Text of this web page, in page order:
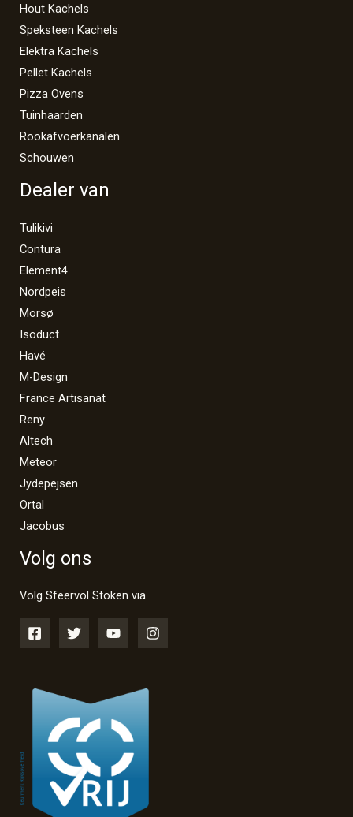
Hout Kachels
Speksteen Kachels
Elektra Kachels
Pellet Kachels
Pizza Ovens
Tuinhaarden
Rookafvoerkanalen
Schouwen
Dealer van
Tulikivi
Contura
Element4
Nordpeis
Morsø
Isoduct
Havé
M-Design
France Artisanat
Reny
Altech
Meteor
Jydepejsen
Ortal
Jacobus
Volg ons
Volg Sfeervol Stoken via